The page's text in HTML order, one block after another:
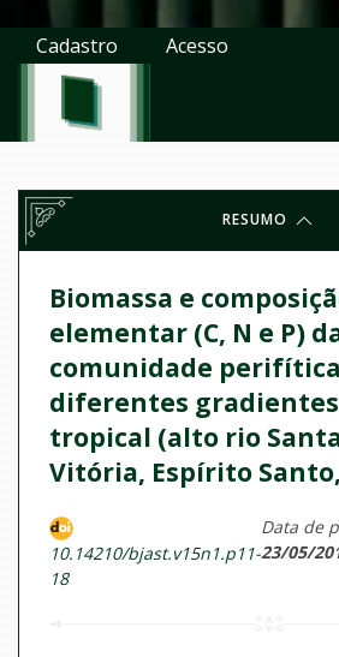
Cadastro Acesso
RESUMO
Biomassa e
elementar (C, N e P)
comunidade
diferentes
tropical (alto rio
Vitória, Espírito
10.14210/bjast.v15n1.p11-
18
Data de
23/05/